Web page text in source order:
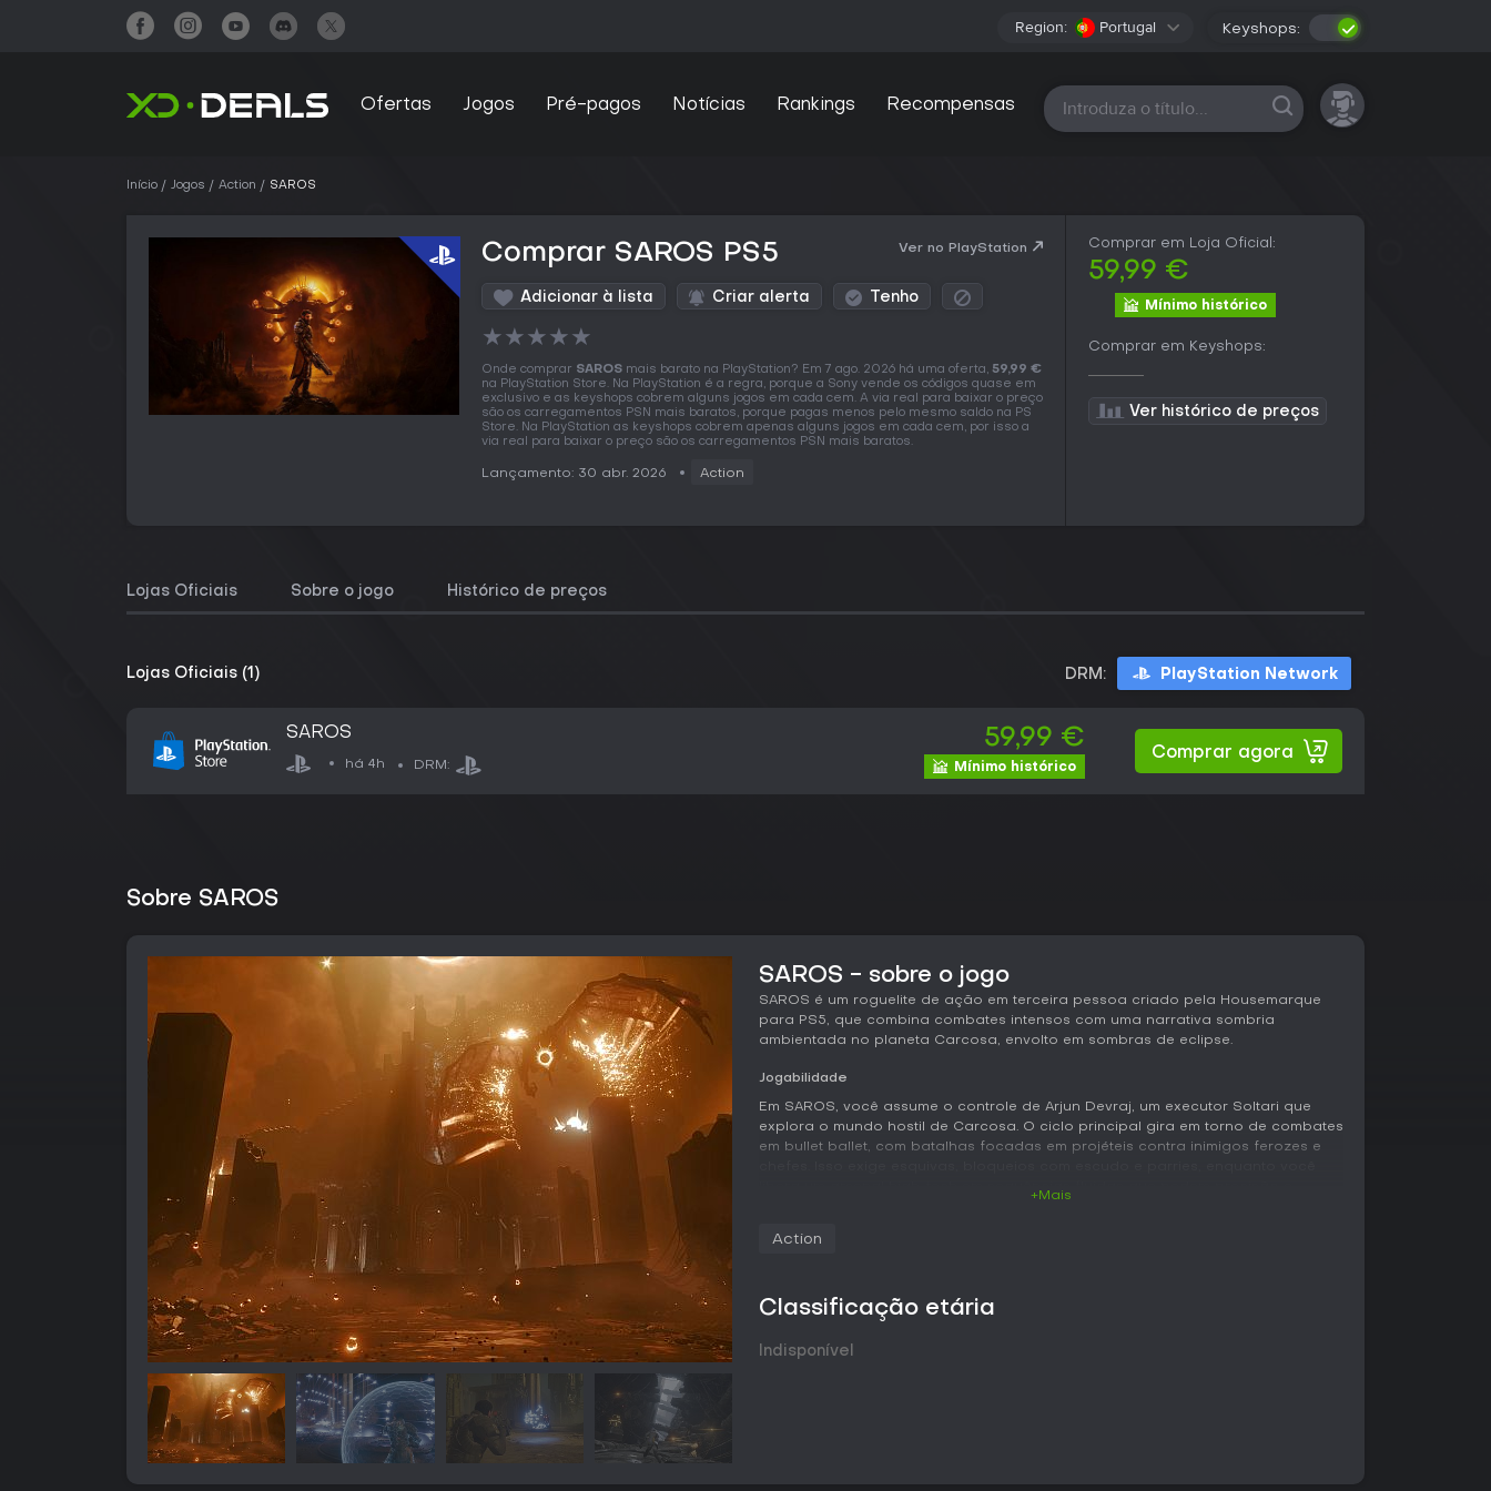
Region: Portugal Keyshops:
Ofertas Jogos Pré-pagos Notícias Rankings Recompensas Todas as plataformas
Início Jogos Action SAROS
Comprar SAROS PS5 Ver no PlayStation
Adicionar à lista Criar alerta Tenho
★★★★★
Onde comprar SAROS mais barato na PlayStation? Em 7 ago. 2026 há uma oferta, 59,99 €
na PlayStation Store. Na PlayStation é a regra, porque a Sony vende os códigos quase em
exclusivo e as keyshops cobrem alguns jogos em cada cem. A via real para baixar o preço
são os carregamentos PSN mais baratos, porque pagas menos pelo mesmo saldo na PS
Store. Na PlayStation as keyshops cobrem apenas alguns jogos em cada cem, por isso a
via real para baixar o preço são os carregamentos PSN mais baratos.
Lançamento: 30 abr. 2026 Action
Comprar em Loja Oficial:
59,99 €
Mínimo histórico
Comprar em Keyshops:
Ver histórico de preços
Lojas Oficiais Sobre o jogo Histórico de preços
Lojas Oficiais (1) DRM: PlayStation Network
SAROS
há 4h DRM:
59,99 €
Mínimo histórico
Comprar agora
Sobre SAROS
SAROS - sobre o jogo
SAROS é um roguelite de ação em terceira pessoa criado pela Housemarque
para PS5, que combina combates intensos com uma narrativa sombria
ambientada no planeta Carcosa, envolto em sombras de eclipse.
Jogabilidade
Em SAROS, você assume o controle de Arjun Devraj, um executor Soltari que
explora o mundo hostil de Carcosa. O ciclo principal gira em torno de combates
em bullet ballet, com batalhas focadas em projéteis contra inimigos ferozes e
A progressão vem de upgrades permanentes em armas e habilidades,
o ritmo sem resets totais. Sistemas como o Armor Matrix permitem personalizar
as capacidades do seu traje, enquanto Carcosan Modifiers e o World Dial
alteram layouts de biomas e desafios, trazendo camadas estratégicas a cada
+Mais
Action
Classificação etária
Indisponível